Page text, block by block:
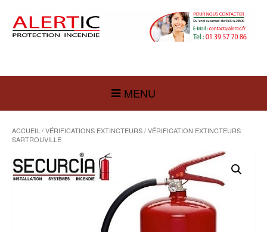
MENU
ACCUEIL/VÉRIFICATIONS EXTINCTEURS/ VÉRIFICATION EXTINCTEURS
SARTROUVILLE